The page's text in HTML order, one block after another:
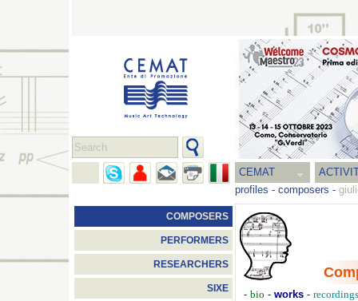
CEMAT
profiles - composers -
COMPOSERS
PERFORMERS
RESEARCHERS
SIXE - bio - works - recordings